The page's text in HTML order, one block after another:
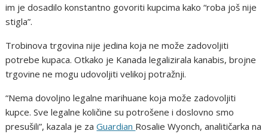
im je dosadilo konstantno govoriti kupcima kako “roba još nije
stigla”.
Trobinova trgovina nije jedina koja ne može zadovoljiti
potrebe kupaca. Otkako je Kanada legalizirala kanabis, brojne
trgovine ne mogu udovoljiti velikoj potražnji.
“Nema dovoljno legalne marihuane koja može zadovoljiti
kupce. Sve legalne količine su potrošene i doslovno smo
presušili”, kazala je zaGuardian Rosalie Wyonch, analitičarka na